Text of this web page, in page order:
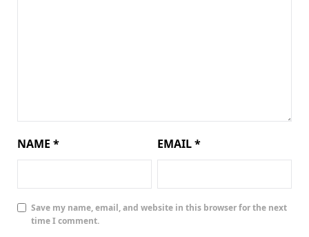
NAME * EMAIL*
Save my name, email, and website in this browser for the next
time I comment.